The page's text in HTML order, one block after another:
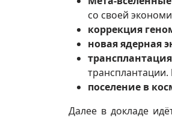
со своей
коррекция
новая ядерная
трансплантация
трансплантации.
поселение в
Далее в докладе